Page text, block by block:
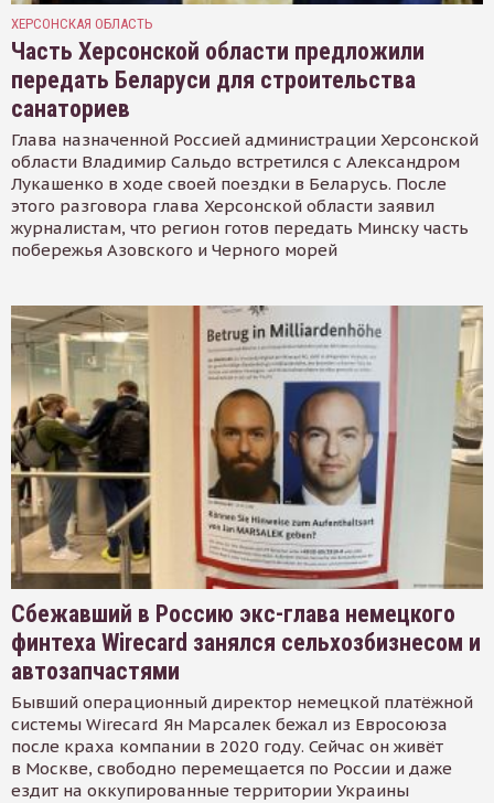
ХЕРСОНСКАЯ ОБЛАСТЬ
Часть Херсонской области предложили
передать Беларуси для строительства
санаториев
Глава назначенной Россией администрации Херсонской
области Владимир Сальдо встретился с Александром
Лукашенко в ходе своей поездки в Беларусь. После
этого разговора глава Херсонской области заявил
журналистам, что регион готов передать Минску часть
побережья Азовского и Черного морей
Сбежавший в Россию экс-глава немецкого
финтеха Wirecard занялся сельхозбизнесом и
автозапчастями
Бывший операционный директор немецкой платёжной
системы Wirecard Ян Марсалек бежал из Евросоюза
после краха компании в 2020 году. Сейчас он живёт
в Москве, свободно перемещается по России и даже
ездит на оккупированные территории Украины